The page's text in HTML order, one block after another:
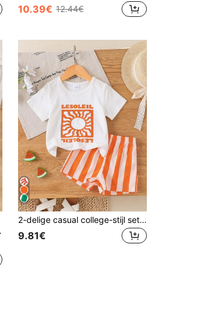
10.39€ 12.44€
2-delige casual college-stijl set voor babyjongens met T-shirt met letterprint en korte mouwen en gestreepte shorts, dunne zomerstof, vakantie- en strandweekend-zomeroutfit
9.81€